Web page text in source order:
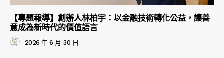
【專題報導】創辦人林柏宇：以金融技術轉化公益，讓善
意成為新時代的價值語言
2026 年 6 月 30 日